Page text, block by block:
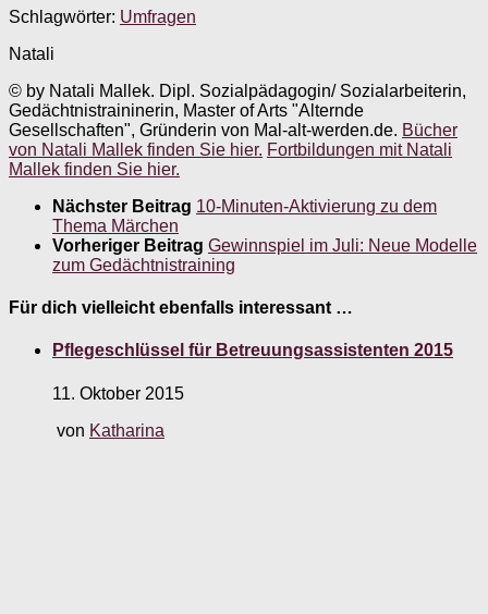
Schlagwörter: Umfragen
Natali
© by Natali Mallek. Dipl. Sozialpädagogin/ Sozialarbeiterin,
Gedächtnistraininerin, Master of Arts "Alternde
Gesellschaften", Gründerin von Mal-alt-werden.de. Bücher
von Natali Mallek finden Sie hier. Fortbildungen mit Natali
Mallek finden Sie hier.
Nächster Beitrag 10-Minuten-Aktivierung zu dem
Thema Märchen
Vorheriger Beitrag Gewinnspiel im Juli: Neue Modelle
zum Gedächtnistraining
Für dich vielleicht ebenfalls interessant …
Pflegeschlüssel für Betreuungsassistenten 2015
11. Oktober 2015
von Katharina